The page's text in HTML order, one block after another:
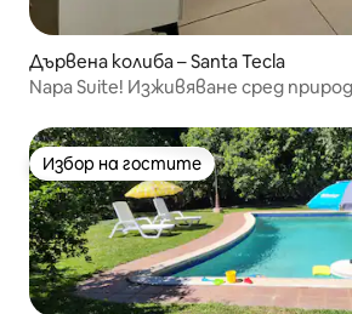
Дървена колиба – Santa Tecla
Napa Suite! Изживяване сред
Избор на гостите
Избор на гостите